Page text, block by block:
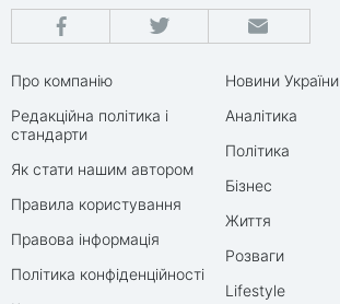
Про компанію
Редакційна політика і
стандарти
Як стати нашим автором
Правила користування
Правова інформація
Політика конфіденційності
Новини України
Аналітика
Політика
Бізнес
Життя
Розваги
Lifestyle